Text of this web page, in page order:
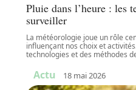
Pluie dans l’heure : les
surveiller
La météorologie joue un rôle
influençant nos choix et
technologies et des méthodes
Actu 18 mai 2026